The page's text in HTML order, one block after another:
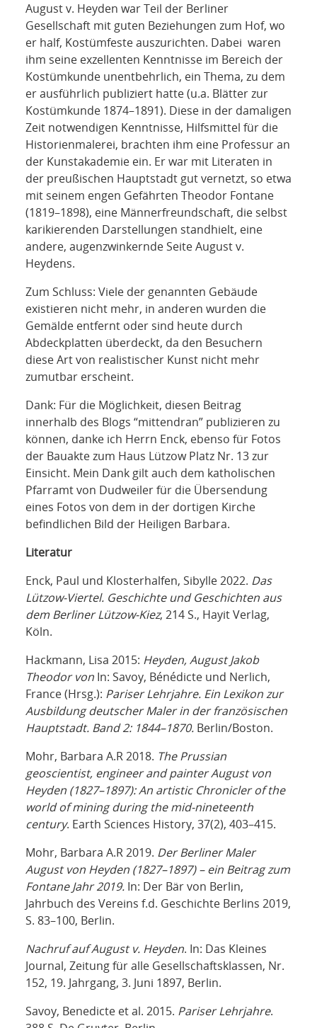
August v. Heyden war Teil der Berliner
Gesellschaft mit guten Beziehungen zum Hof, wo
er half, Kostümfeste auszurichten. Dabei waren
ihm seine exzellenten Kenntnisse im Bereich der
Kostümkunde unentbehrlich, ein Thema, zu dem
er ausführlich publiziert hatte (u.a. Blätter zur
Kostümkunde 1874–1891). Diese in der damaligen
Zeit notwendigen Kenntnisse, Hilfsmittel für die
Historienmalerei, brachten ihm eine Professur an
der Kunstakademie ein. Er war mit Literaten in
der preußischen Hauptstadt gut vernetzt, so etwa
mit seinem engen Gefährten Theodor Fontane
(1819–1898), eine Männerfreundschaft, die selbst
karikierenden Darstellungen standhielt, eine
andere, augenzwinkernde Seite August v.
Heydens.
Zum Schluss: Viele der genannten Gebäude
existieren nicht mehr, in anderen wurden die
Gemälde entfernt oder sind heute durch
Abdeckplatten überdeckt, da den Besuchern
diese Art von realistischer Kunst nicht mehr
zumutbar erscheint.
Dank: Für die Möglichkeit, diesen Beitrag
innerhalb des Blogs “mittendran” publizieren zu
können, danke ich Herrn Enck, ebenso für Fotos
der Bauakte zum Haus Lützow Platz Nr. 13 zur
Einsicht. Mein Dank gilt auch dem katholischen
Pfarramt von Dudweiler für die Übersendung
eines Fotos von dem in der dortigen Kirche
befindlichen Bild der Heiligen Barbara.
Literatur
Enck, Paul und Klosterhalfen, Sibylle 2022. Das
Lützow-Viertel. Geschichte und Geschichten aus
dem Berliner Lützow-Kiez, 214 S., Hayit Verlag,
Köln.
Hackmann, Lisa 2015: Heyden, August Jakob
Theodor von In: Savoy, Bénédicte und Nerlich,
France (Hrsg.): Pariser Lehrjahre. Ein Lexikon zur
Ausbildung deutscher Maler in der französischen
Hauptstadt. Band 2: 1844–1870. Berlin/Boston.
Mohr, Barbara A.R 2018. The Prussian
geoscientist, engineer and painter August von
Heyden (1827–1897): An artistic Chronicler of the
world of mining during the mid-nineteenth
century. Earth Sciences History, 37(2), 403–415.
Mohr, Barbara A.R 2019. Der Berliner Maler
August von Heyden (1827–1897) – ein Beitrag zum
Fontane Jahr 2019. In: Der Bär von Berlin,
Jahrbuch des Vereins f.d. Geschichte Berlins 2019,
S. 83–100, Berlin.
Nachruf auf August v. Heyden. In: Das Kleines
Journal, Zeitung für alle Gesellschaftsklassen, Nr.
152, 19. Jahrgang, 3. Juni 1897, Berlin.
Savoy, Benedicte et al. 2015. Pariser Lehrjahre.